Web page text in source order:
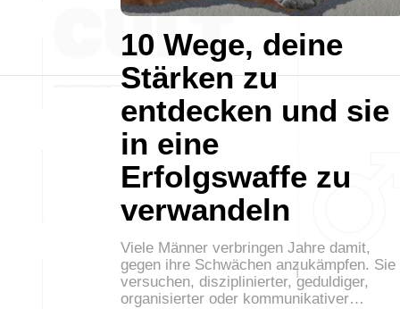
10 Wege, deine
Stärken zu
entdecken und sie
in eine
Erfolgswaffe zu
verwandeln
Viele Männer verbringen Jahre damit,
gegen ihre Schwächen anzukämpfen. Sie
versuchen, disziplinierter, geduldiger,
organisierter oder kommunikativer…